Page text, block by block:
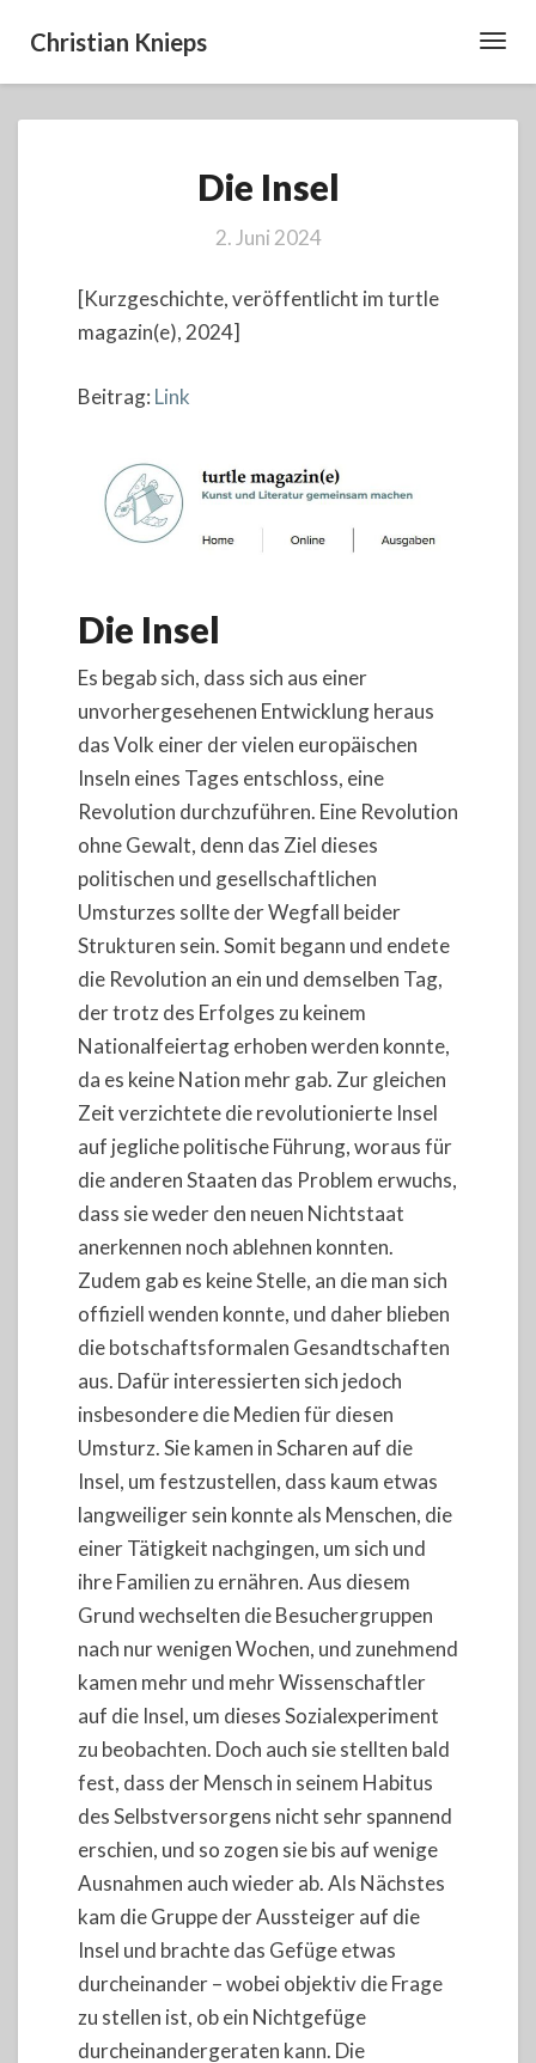
Christian Knieps
Insel
Die Insel
2. Juni 2024
[Kurzgeschichte, veröffentlicht im turtle
magazin(e), 2024]
Beitrag: Link
Die Insel
Es begab sich, dass sich aus einer
unvorhergesehenen Entwicklung heraus
das Volk einer der vielen europäischen
Inseln eines Tages entschloss, eine
Revolution durchzuführen. Eine Revolution
ohne Gewalt, denn das Ziel dieses
politischen und gesellschaftlichen
Umsturzes sollte der Wegfall beider
Strukturen sein. Somit begann und endete
die Revolution an ein und demselben Tag,
der trotz des Erfolges zu keinem
Nationalfeiertag erhoben werden konnte,
da es keine Nation mehr gab. Zur gleichen
Zeit verzichtete die revolutionierte Insel
auf jegliche politische Führung, woraus für
die anderen Staaten das Problem erwuchs,
dass sie weder den neuen Nichtstaat
anerkennen noch ablehnen konnten.
Zudem gab es keine Stelle, an die man sich
offiziell wenden konnte, und daher blieben
die botschaftsformalen Gesandtschaften
aus. Dafür interessierten sich jedoch
insbesondere die Medien für diesen
Umsturz. Sie kamen in Scharen auf die
Insel, um festzustellen, dass kaum etwas
langweiliger sein konnte als Menschen, die
einer Tätigkeit nachgingen, um sich und
ihre Familien zu ernähren. Aus diesem
Grund wechselten die Besuchergruppen
nach nur wenigen Wochen, und zunehmend
kamen mehr und mehr Wissenschaftler
auf die Insel, um dieses Sozialexperiment
zu beobachten. Doch auch sie stellten bald
fest, dass der Mensch in seinem Habitus
des Selbstversorgens nicht sehr spannend
erschien, und so zogen sie bis auf wenige
Ausnahmen auch wieder ab. Als Nächstes
kam die Gruppe der Aussteiger auf die
Insel und brachte das Gefüge etwas
durcheinander – wobei objektiv die Frage
zu stellen ist, ob ein Nichtgefüge
durcheinandergeraten kann. Die